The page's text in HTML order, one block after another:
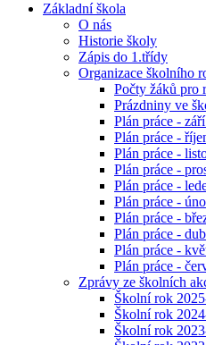
Základní škola
O nás
Historie školy
Zápis do 1.třídy
Organizace školního
Počty žáků pro
Prázdniny ve
Plán práce -
Plán práce -
Plán práce -
Plán práce -
Plán práce -
Plán práce -
Plán práce -
Plán práce -
Plán práce -
Plán práce -
Zprávy ze školních
Školní rok
Školní rok
Školní rok